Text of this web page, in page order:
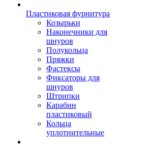
Пластиковая фурнитура
Козырьки
Наконечники для
шнуров
Полукольца
Пряжки
Фастексы
Фиксаторы для
шнуров
Штрипки
Карабин
пластиковый
Кольца
уплотнительные